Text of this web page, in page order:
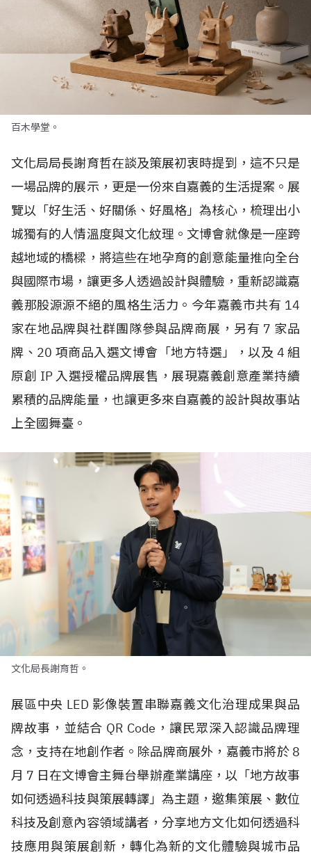
百木學堂。
文化局局長謝育哲在談及策展初衷時提到，這不只是
一場品牌的展示，更是一份來自嘉義的生活提案。展
覽以「好生活、好關係、好風格」為核心，梳理出小
城獨有的人情溫度與文化紋理。文博會就像是一座跨
越地域的橋樑，將這些在地孕育的創意能量推向全台
與國際市場，讓更多人透過設計與體驗，重新認識嘉
義那股源源不絕的風格生活力。今年嘉義市共有 14
家在地品牌與社群團隊參與品牌商展，另有 7 家品
牌、 20 項商品入選文博會「地方特選」，以及 4 組
原創 IP 入選授權品牌展售，展現嘉義創意產業持續
累積的品牌能量，也讓更多來自嘉義的設計與故事站
上全國舞臺。
文化局長謝育哲。
展區中央 LED 影像裝置串聯嘉義文化治理成果與品
牌故事，並結合 QR Code ，讓民眾深入認識品牌理
念，支持在地創作者。除品牌商展外，嘉義市將於 8
月 7 日在文博會主舞台舉辦產業講座，以「地方故事
如何透過科技與策展轉譯」為主題，邀集策展、數位
科技及創意內容領域講者，分享地方文化如何透過科
技應用與策展創新，轉化為新的文化體驗與城市品